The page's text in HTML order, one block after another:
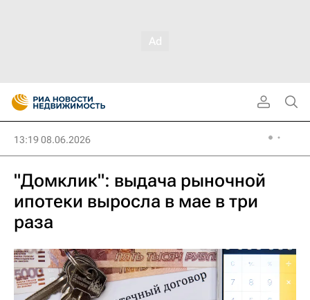
13:19 08.06.2026
"Домклик": выдача рыночной
ипотеки выросла в мае в три
раза